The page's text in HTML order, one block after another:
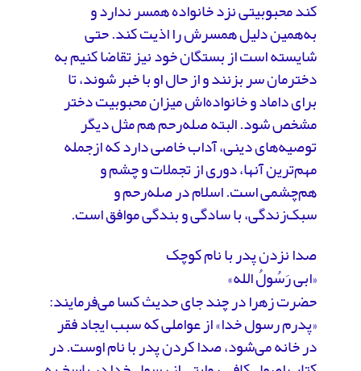
کند محبوبیتی نزد خانواده همسر ندارد و
به‌همین دلیل همسرش را اذیت کند. حتی
شایسته است از بستگان خود نیز تقاضا کنیم به
دخترمان سر بزنند و از حال او با خبر شوند، تا
برای داماد و خانواده‌اش میزان محبوبیت دختر
مشخص شود. البته صله‌رحم هم مثل دیگر
توصیه‌های دینی، آداب خاصی دارد که ازجمله‌
مهم‌ترین آنها، دوری از تجملات و چشم و
هم‌چشمی است. اسلام در صله‌رحم و
سبک‌زندگی، با سادگی و بندگی موافق است.
صدا نزدن پدر با نام کوچک
«ابی رَسُولُ الله»
حضرت زهرا در چند جای حدیث کسا می‌فرمایند:
«پدرم رسول خدا» از عواملی که سبب ایجاد فقر
در خانه می‌شود، صدا کردن پدر با نام اوست. در